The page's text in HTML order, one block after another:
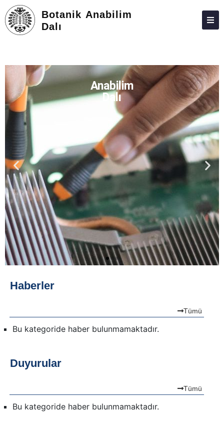
Botanik Anabilim
Dalı
KIŞILER
LISANSÜSTÜ
ARAŞTIRMA
TOPLUMA KATKI
ADAY ÖĞRENCILER
İLETIŞIM
Anabilim
Dalı
Haberler
Tümü
Bu kategoride haber bulunmamaktadır.
Duyurular
Tümü
Bu kategoride haber bulunmamaktadır.